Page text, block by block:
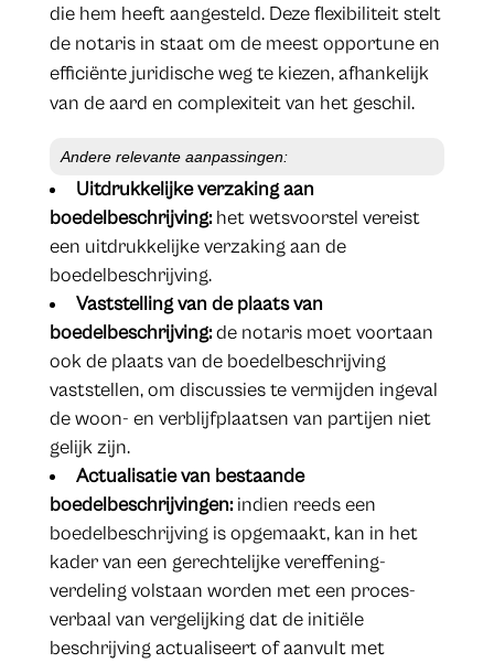
die hem heeft aangesteld. Deze flexibiliteit stelt
de notaris in staat om de meest opportune en
efficiënte juridische weg te kiezen, afhankelijk
van de aard en complexiteit van het geschil.
Andere relevante aanpassingen:
Uitdrukkelijke verzaking aan
boedelbeschrijving:het wetsvoorstel vereist
een uitdrukkelijke verzaking aan de
boedelbeschrijving.
Vaststelling van de plaats van
boedelbeschrijving:de notaris moet voortaan
ook de plaats van de boedelbeschrijving
vaststellen, om discussies te vermijden ingeval
de woon- en verblijfplaatsen van partijen niet
gelijk zijn.
Actualisatie van bestaande
boedelbeschrijvingen:indien reeds een
boedelbeschrijving is opgemaakt, kan in het
kader van een gerechtelijke vereffening-
verdeling volstaan worden met een proces-
verbaal van vergelijking dat de initiële
beschrijving actualiseert of aanvult met